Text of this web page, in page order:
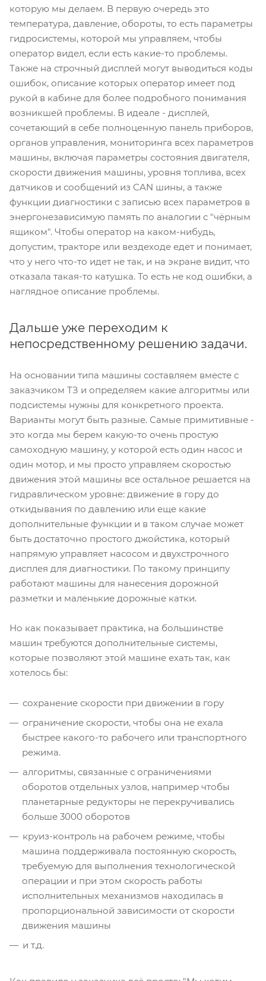
которую мы делаем. В первую очередь это
температура, давление, обороты, то есть параметры
гидросистемы, которой мы управляем, чтобы
оператор видел, если есть какие-то проблемы.
Также на строчный дисплей могут выводиться коды
ошибок, описание которых оператор имеет под
рукой в кабине для более подробного понимания
возникшей проблемы. В идеале - дисплей,
сочетающий в себе полноценную панель приборов,
органов управления, мониторинга всех параметров
машины, включая параметры состояния двигателя,
скорости движения машины, уровня топлива, всех
датчиков и сообщений из CAN шины, а также
функции диагностики с записью всех параметров в
энергонезависимую память по аналогии с "чёрным
ящиком". Чтобы оператор на каком-нибудь,
допустим, тракторе или вездеходе едет и понимает,
что у него что-то идет не так, и на экране видит, что
отказала такая-то катушка. То есть не код ошибки, а
наглядное описание проблемы.
Дальше уже переходим к
непосредственному решению задачи.
На основании типа машины составляем вместе с
заказчиком ТЗ и определяем какие алгоритмы или
подсистемы нужны для конкретного проекта.
Варианты могут быть разные. Самые примитивные -
это когда мы берем какую-то очень простую
самоходную машину, у которой есть один насос и
один мотор, и мы просто управляем скоростью
движения этой машины все остальное решается на
гидравлическом уровне: движение в гору до
откидывания по давлению или еще какие
дополнительные функции и в таком случае может
быть достаточно простого джойстика, который
напрямую управляет насосом и двухстрочного
дисплея для диагностики. По такому принципу
работают машины для нанесения дорожной
разметки и маленькие дорожные катки.
Но как показывает практика, на большинстве
машин требуются дополнительные системы,
которые позволяют этой машине ехать так, как
хотелось бы:
сохранение скорости при движении в гору
ограничение скорости, чтобы она не ехала
быстрее какого-то рабочего или транспортного
режима.
алгоритмы, связанные с ограничениями
оборотов отдельных узлов, например чтобы
планетарные редукторы не перекручивались
больше 3000 оборотов
круиз-контроль на рабочем режиме, чтобы
машина поддерживала постоянную скорость,
требуемую для выполнения технологической
операции и при этом скорость работы
исполнительных механизмов находилась в
пропорциональной зависимости от скорости
движения машины
и т.д.